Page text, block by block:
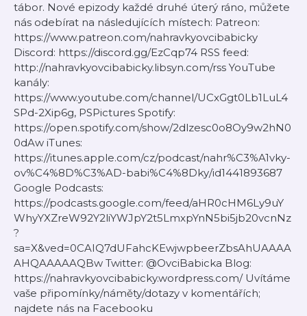
tábor. Nové epizody každé druhé úterý ráno, můžete
nás odebírat na následujících místech: Patreon:
https://www.patreon.com/nahravkyovcibabicky
Discord: https://discord.gg/EzCqp74 RSS feed:
http://nahravkyovcibabicky.libsyn.com/rss YouTube
kanály:
https://www.youtube.com/channel/UCxGgt0Lb1LuL4
SPd-2Xip6g, PSPictures Spotify:
https://open.spotify.com/show/2dlzesc0o8Oy9w2hN0
0dAw iTunes:
https://itunes.apple.com/cz/podcast/nahr%C3%A1vky-
ov%C4%8D%C3%AD-babi%C4%8Dky/id1441893687
Google Podcasts:
https://podcasts.google.com/feed/aHR0cHM6Ly9uY
WhyYXZreW92Y2liYWJpY2t5LmxpYnN5bi5jb20vcnNz
?
sa=X&ved=0CAIQ7dUFahcKEwjwpbeerZbsAhUAAAA
AHQAAAAAQBw Twitter: @OvciBabicka Blog:
https://nahravkyovcibabicky.wordpress.com/ Uvítáme
vaše připomínky/náměty/dotazy v komentářích;
najdete nás na Facebooku